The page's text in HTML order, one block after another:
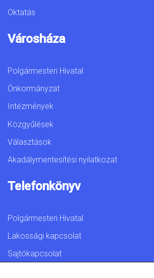
Oktatás
Városháza
Polgármesteri Hivatal
Önkormányzat
Intézmények
Közgyűlések
Választások
Akadálymentesítési nyilatkozat
Telefonkönyv
Polgármesteri Hivatal
Lakossági kapcsolat
Sajtókapcsolat